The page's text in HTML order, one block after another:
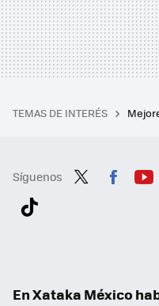
TEMAS DE INTERÉS
Síguenos
En Xataka México